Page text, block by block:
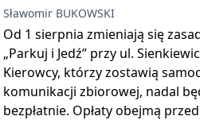
Sławomir BUKOWSKI
Od 1 sierpnia zmieniają się
„Parkuj i Jedź” przy ul.
Kierowcy, którzy zostawią
komunikacji zbiorowej, nadal
bezpłatnie. Opłaty obejmą